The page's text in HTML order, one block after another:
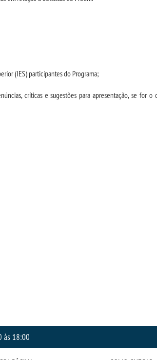
(IES) participantes do Programa;
críticas e sugestões para apresentação, se for o
às 18:00